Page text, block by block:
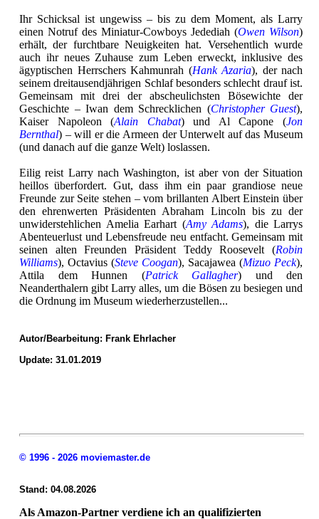
Ihr Schicksal ist ungewiss – bis zu dem Moment, als Larry
einen Notruf des Miniatur-Cowboys Jedediah (Owen Wilson)
erhält, der furchtbare Neuigkeiten hat. Versehentlich wurde
auch ihr neues Zuhause zum Leben erweckt, inklusive des
ägyptischen Herrschers Kahmunrah (Hank Azaria), der nach
seinem dreitausendjährigen Schlaf besonders schlecht drauf ist.
Gemeinsam mit drei der abscheulichsten Bösewichte der
Geschichte – Iwan dem Schrecklichen (Christopher Guest),
Kaiser Napoleon (Alain Chabat) und Al Capone (Jon
Bernthal) – will er die Armeen der Unterwelt auf das Museum
(und danach auf die ganze Welt) loslassen.
Eilig reist Larry nach Washington, ist aber von der Situation
heillos überfordert. Gut, dass ihm ein paar grandiose neue
Freunde zur Seite stehen – vom brillanten Albert Einstein über
den ehrenwerten Präsidenten Abraham Lincoln bis zu der
unwiderstehlichen Amelia Earhart (Amy Adams), die Larrys
Abenteuerlust und Lebensfreude neu entfacht. Gemeinsam mit
seinen alten Freunden Präsident Teddy Roosevelt (Robin
Williams), Octavius (Steve Coogan), Sacajawea (Mizuo Peck),
Attila dem Hunnen (Patrick Gallagher) und den
Neanderthalern gibt Larry alles, um die Bösen zu besiegen und
die Ordnung im Museum wiederherzustellen...
Autor/Bearbeitung: Frank Ehrlacher
Update: 31.01.2019
© 1996 - 2026 moviemaster.de
Stand: 04.08.2026
Als Amazon-Partner verdiene ich an qualifizierten